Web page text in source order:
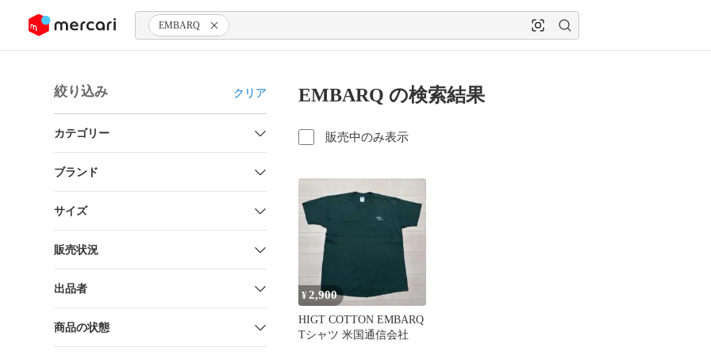
ツにスキップ EMBARQ
絞り込み クリア
カテゴリー
ブランド
サイズ
販売状況
出品者
商品の状態
EMBARQ の検索結果
販売中のみ表示
¥2,900
HIGT COTTON EMBARQ
Tシャツ 米国通信会社